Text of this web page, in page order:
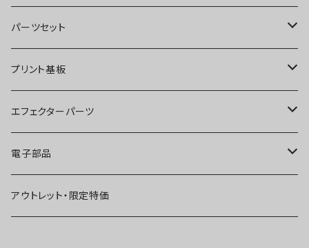
オーバードライブ
ディストーション
ファズ
プリアンプ
空間系
ブースター
オーバードライブ
ディストーション
ファズ
空間系
パーツセット
ブースター
オーバードライブ
ディストーション
ファズ
プリント基板
オーバードライブ
ディストーション
ファズ
エフェクターパーツ
スイッチ
ジャック
電子部品
IC
アウトレット・限定特価